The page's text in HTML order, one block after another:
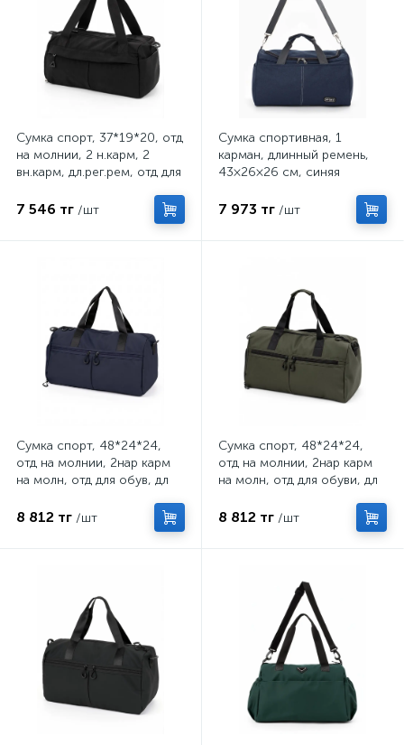
Сумка спорт, 37*19*20, отд
на молнии, 2 н.карм, 2
вн.карм, дл.рег.рем, отд для
7 546 тг /шт
Сумка спортивная, 1
карман, длинный ремень,
43×26×26 см, синяя
7 973 тг /шт
Сумка спорт, 48*24*24,
отд на молнии, 2нар карм
на молн, отд для обув, дл
8 812 тг /шт
Сумка спорт, 48*24*24,
отд на молнии, 2нар карм
на молн, отд для обуви, дл
8 812 тг /шт